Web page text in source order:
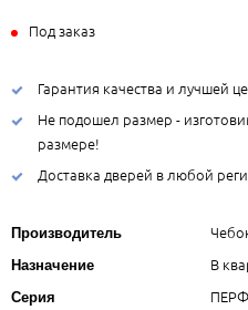
Под заказ
Гарантия качества и лучшей
Не подошел размер -
размере!
Доставка дверей в любой
Производитель
Назначение В
Серия